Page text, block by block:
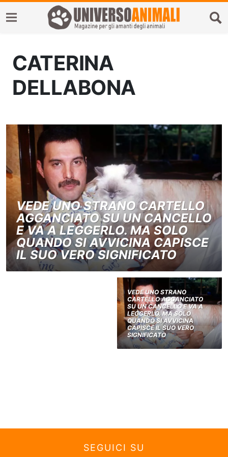
CATERINA
DELLABONA
VEDE UNO STRANO CARTELLO
AGGANCIATO SU UN CANCELLO
E VA A LEGGERLO. MA SOLO
QUANDO SI AVVICINA CAPISCE
IL SUO VERO SIGNIFICATO
VEDE UNO STRANO
CARTELLO AGGANCIATO
SU UN CANCELLO E VA A
LEGGERLO. MA SOLO
QUANDO SI AVVICINA
CAPISCE IL SUO VERO
SIGNIFICATO
SEGUICI SU